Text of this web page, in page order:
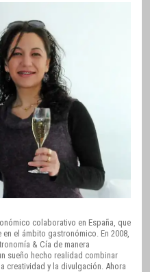
colaborativo en España, que
el ámbito gastronómico. En 2008,
& Cía de manera
sueño hecho realidad combinar
creatividad y la divulgación. Ahora